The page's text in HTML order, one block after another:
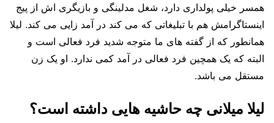
همسر خیلی پولداری دارد، شغل مدلینگی و بازیگری اش از پیج
اینستاگرامش هم با تبلیغاتی که می کند در آمد زایی می کند. لیلا
همانطور که از گفته های ما متوجه شدید فرد فعالی است و
البته که یک همچین فرد فعالی در آمد کمی ندارد. او یک زن
مستقل می باشد.
لیلا میلانی چه حاشیه هایی داشته است؟